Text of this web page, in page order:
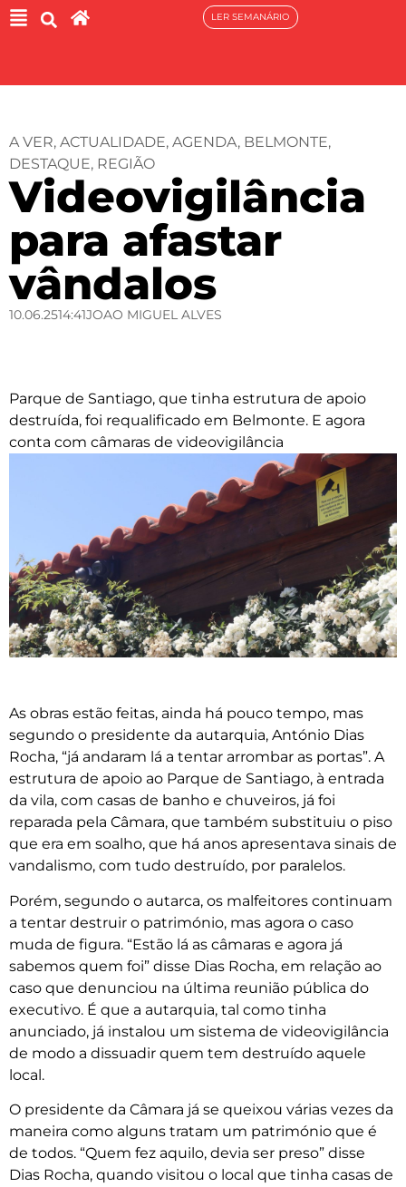
LER SEMANÁRIO
A VER, ACTUALIDADE, AGENDA, BELMONTE,
DESTAQUE, REGIÃO
Videovigilância
para afastar
vândalos
10.06.2514:41JOAO MIGUEL ALVES
Parque de Santiago, que tinha estrutura de apoio
destruída, foi requalificado em Belmonte. E agora
conta com câmaras de videovigilância
As obras estão feitas, ainda há pouco tempo, mas
segundo o presidente da autarquia, António Dias
Rocha, “já andaram lá a tentar arrombar as portas”. A
estrutura de apoio ao Parque de Santiago, à entrada
da vila, com casas de banho e chuveiros, já foi
reparada pela Câmara, que também substituiu o piso
que era em soalho, que há anos apresentava sinais de
vandalismo, com tudo destruído, por paralelos.
Porém, segundo o autarca, os malfeitores continuam
a tentar destruir o património, mas agora o caso
muda de figura. “Estão lá as câmaras e agora já
sabemos quem foi” disse Dias Rocha, em relação ao
caso que denunciou na última reunião pública do
executivo. É que a autarquia, tal como tinha
anunciado, já instalou um sistema de videovigilância
de modo a dissuadir quem tem destruído aquele
local.
O presidente da Câmara já se queixou várias vezes da
maneira como alguns tratam um património que é
de todos. “Quem fez aquilo, devia ser preso” disse
Dias Rocha, quando visitou o local que tinha casas de